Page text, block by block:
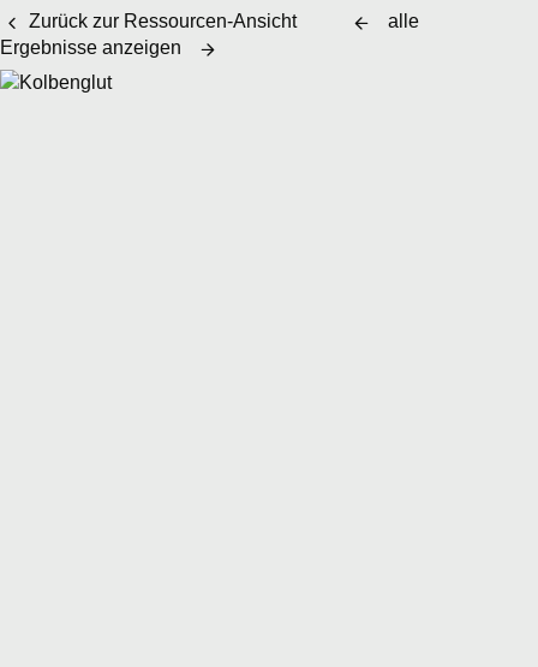
Zurück zur Ressourcen-Ansicht
alle
Ergebnisse anzeigen